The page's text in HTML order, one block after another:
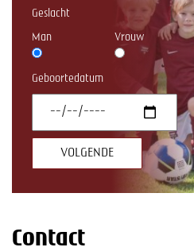
Geslacht
Man Vrouw
Geboortedatum
Contact